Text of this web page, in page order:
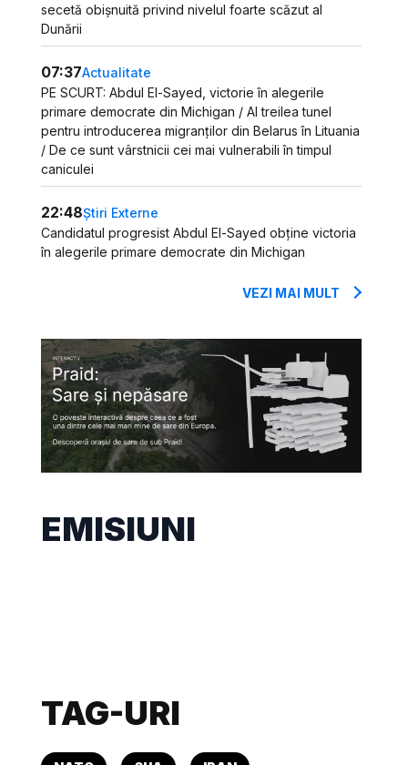
secetă obișnuită privind nivelul foarte scăzut al
Dunării
07:37Actualitate
PE SCURT: Abdul El-Sayed, victorie în alegerile
primare democrate din Michigan / Al treilea tunel
pentru introducerea migranților din Belarus în Lituania
/ De ce sunt vârstnicii cei mai vulnerabili în timpul
caniculei
22:48Știri Externe
Candidatul progresist Abdul El-Sayed obține victoria
în alegerile primare democrate din Michigan
VEZI MAI MULT
EMISIUNI
TAG-URI